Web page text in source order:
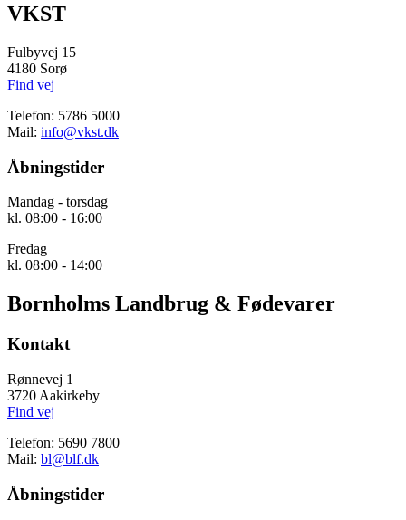
VKST
Fulbyvej 15
4180 Sorø
Find vej
Telefon: 5786 5000
Mail: info@vkst.dk
Åbningstider
Mandag - torsdag
kl. 08:00 - 16:00
Fredag
kl. 08:00 - 14:00
Bornholms Landbrug & Fødevarer
Kontakt
Rønnevej 1
3720 Aakirkeby
Find vej
Telefon: 5690 7800
Mail: bl@blf.dk
Åbningstider